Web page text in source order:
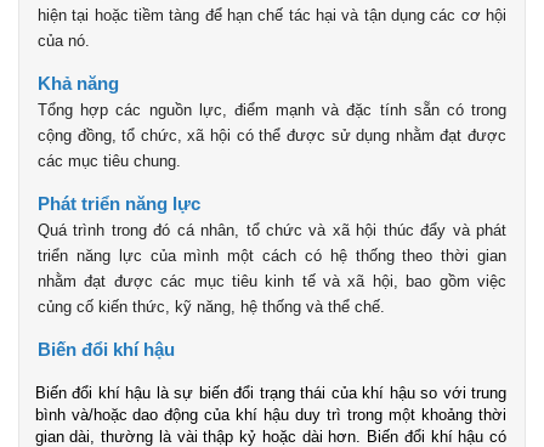
hiện tại hoặc tiềm tàng để hạn chế tác hại và tận dụng các cơ hội
của nó.
Khả năng
Tổng hợp các nguồn lực, điểm mạnh và đặc tính sẵn có trong
cộng đồng, tổ chức, xã hội có thể được sử dụng nhằm đạt được
các mục tiêu chung.
Phát triển năng lực
Quá trình trong đó cá nhân, tổ chức và xã hội thúc đẩy và phát
triển năng lực của mình một cách có hệ thống theo thời gian
nhằm đạt được các mục tiêu kinh tế và xã hội, bao gồm việc
củng cố kiến thức, kỹ năng, hệ thống và thể chế.
Biến đổi khí hậu
Biến đổi khí hậu là sự biến đổi trạng thái của khí hậu so với trung
bình và/hoặc dao động của khí hậu duy trì trong một khoảng thời
gian dài, thường là vài thập kỷ hoặc dài hơn. Biến đổi khí hậu có